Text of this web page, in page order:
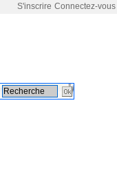
Connectez-vous
S'inscrire